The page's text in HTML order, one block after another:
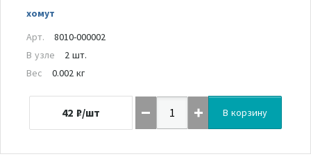
хомут
Арт.
8010-000002
В узле
2 шт.
Вес
0.002 кг
42 ₽/шт В корзину